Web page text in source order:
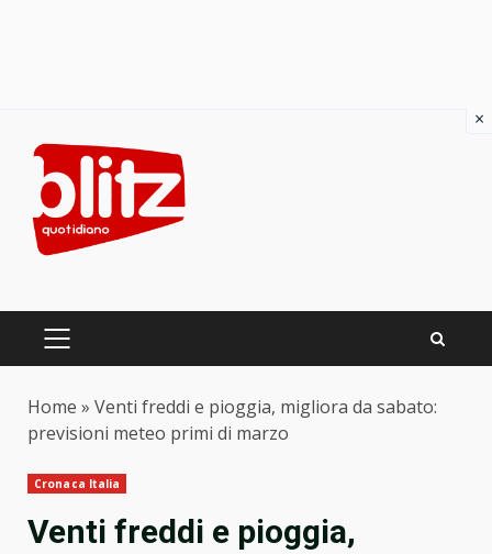
content
PRIMARY
Home » Venti freddi e pioggia, migliora da sabato:
previsioni meteo primi di marzo
Cronaca Italia
Venti freddi e pioggia,
×